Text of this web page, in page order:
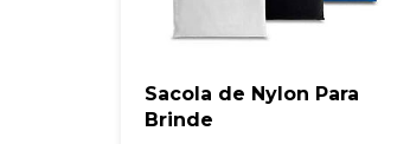
Sacola de Nylon Para
Brinde